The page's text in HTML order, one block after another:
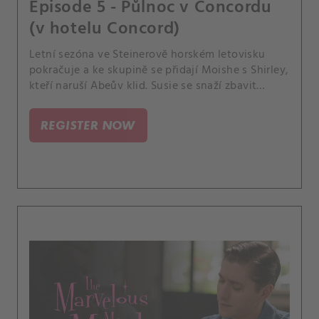
Episode 5 - Půlnoc v Concordu
(v hotelu Concord)
Letní sezóna ve Steinerově horském letovisku
pokračuje a ke skupině se přidají Moishe s Shirley,
kteří naruší Abeův klid. Susie se snaží zbavit
pozornost.
REGISTER NOW